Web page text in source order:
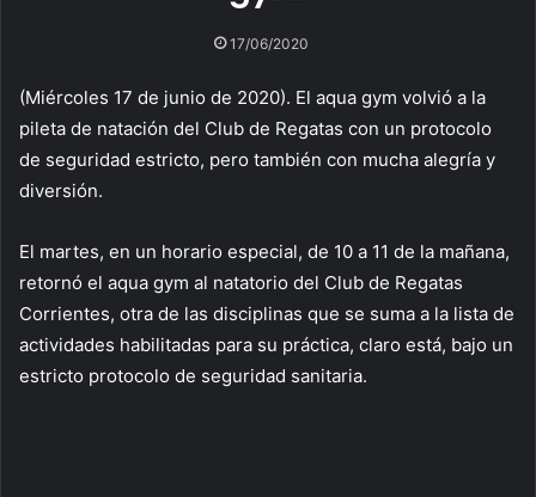
17/06/2020
(Miércoles 17 de junio de 2020). El aqua gym volvió a la
pileta de natación del Club de Regatas con un protocolo
de seguridad estricto, pero también con mucha alegría y
diversión.
El martes, en un horario especial, de 10 a 11 de la mañana,
retornó el aqua gym al natatorio del Club de Regatas
Corrientes, otra de las disciplinas que se suma a la lista de
actividades habilitadas para su práctica, claro está, bajo un
estricto protocolo de seguridad sanitaria.